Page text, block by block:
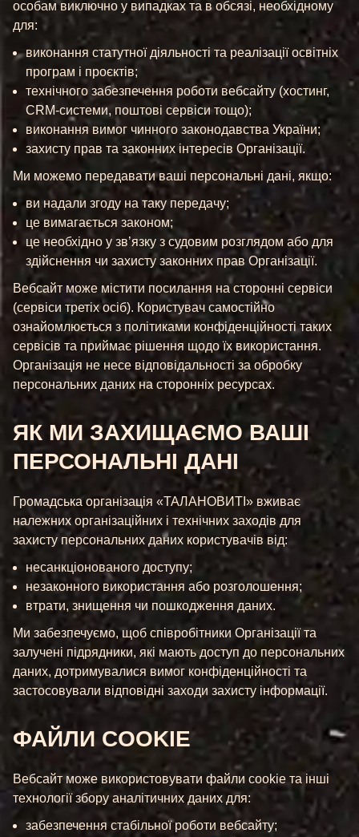
особам виключно у випадках та в обсязі, необхідному
для:
виконання статутної діяльності та реалізації освітніх
програм і проєктів;
технічного забезпечення роботи вебсайту (хостинг,
CRM-системи, поштові сервіси тощо);
виконання вимог чинного законодавства України;
захисту прав та законних інтересів Організації.
Ми можемо передавати ваші персональні дані, якщо:
ви надали згоду на таку передачу;
це вимагається законом;
це необхідно у зв’язку з судовим розглядом або для
здійснення чи захисту законних прав Організації.
Вебсайт може містити посилання на сторонні сервіси
(сервіси третіх осіб). Користувач самостійно
ознайомлюється з політиками конфіденційності таких
сервісів та приймає рішення щодо їх використання.
Організація не несе відповідальності за обробку
персональних даних на сторонніх ресурсах.
ЯК МИ ЗАХИЩАЄМО ВАШІ
ПЕРСОНАЛЬНІ ДАНІ
Громадська організація «ТАЛАНОВИТІ» вживає
належних організаційних і технічних заходів для
захисту персональних даних користувачів від:
несанкціонованого доступу;
незаконного використання або розголошення;
втрати, знищення чи пошкодження даних.
Ми забезпечуємо, щоб співробітники Організації та
залучені підрядники, які мають доступ до персональних
даних, дотримувалися вимог конфіденційності та
застосовували відповідні заходи захисту інформації.
ФАЙЛИ COOKIE
Вебсайт може використовувати файли cookie та інші
технології збору аналітичних даних для:
забезпечення стабільної роботи вебсайту;